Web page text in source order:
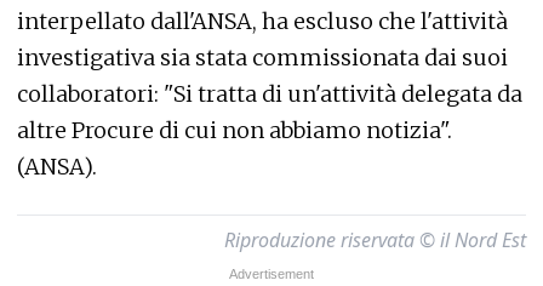
interpellato dall'ANSA, ha escluso che l'attività
investigativa sia stata commissionata dai suoi
collaboratori: "Si tratta di un'attività delegata da
altre Procure di cui non abbiamo notizia".
(ANSA).
Riproduzione riservata © il Nord Est